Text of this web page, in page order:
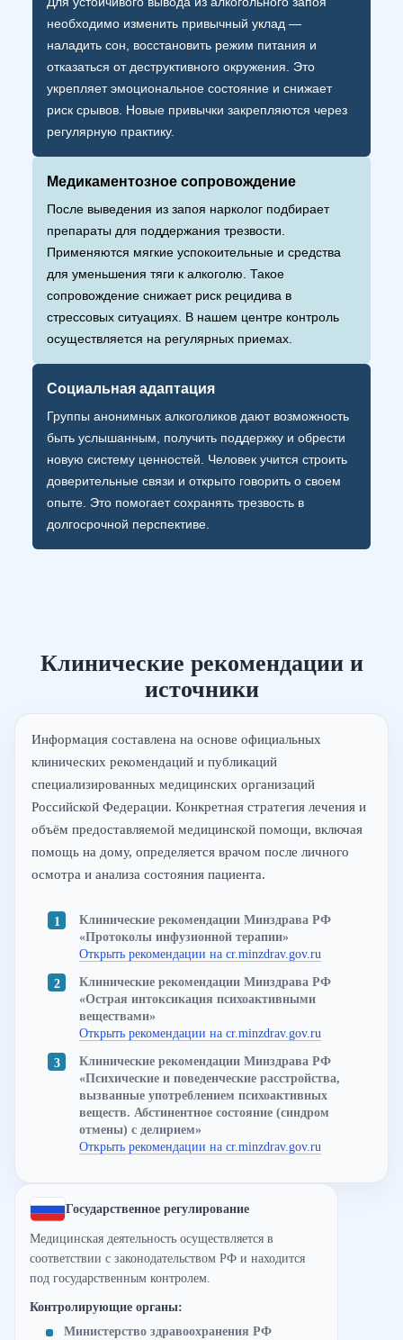
необходимо изменить привычный уклад —
наладить сон, восстановить режим питания и
отказаться от деструктивного окружения. Это
укрепляет эмоциональное состояние и снижает
риск срывов. Новые привычки закрепляются через
регулярную практику.
Медикаментозное сопровождение
После выведения из запоя нарколог подбирает
препараты для поддержания трезвости.
Применяются мягкие успокоительные и средства
для уменьшения тяги к алкоголю. Такое
сопровождение снижает риск рецидива в
стрессовых ситуациях. В нашем центре контроль
осуществляется на регулярных приемах.
Социальная адаптация
Группы анонимных алкоголиков дают возможность
быть услышанным, получить поддержку и обрести
новую систему ценностей. Человек учится строить
доверительные связи и открыто говорить о своем
опыте. Это помогает сохранять трезвость в
долгосрочной перспективе.
Клинические рекомендации и
источники
Информация составлена на основе официальных
клинических рекомендаций и публикаций
специализированных медицинских организаций
Российской Федерации. Конкретная стратегия лечения и
объём предоставляемой медицинской помощи, включая
помощь на дому, определяется врачом после личного
осмотра и анализа состояния пациента.
Клинические рекомендации Минздрава РФ
«Протоколы инфузионной терапии»
Открыть рекомендации на cr.minzdrav.gov.ru
Клинические рекомендации Минздрава РФ
«Острая интоксикация психоактивными
веществами»
Открыть рекомендации на cr.minzdrav.gov.ru
Клинические рекомендации Минздрава РФ
«Психические и поведенческие расстройства,
вызванные употреблением психоактивных
веществ. Абстинентное состояние (синдром
отмены) с делирием»
Открыть рекомендации на cr.minzdrav.gov.ru
Государственное регулирование
Медицинская деятельность осуществляется в
соответствии с законодательством РФ и находится
под государственным контролем.
Контролирующие органы:
Министерство здравоохранения РФ